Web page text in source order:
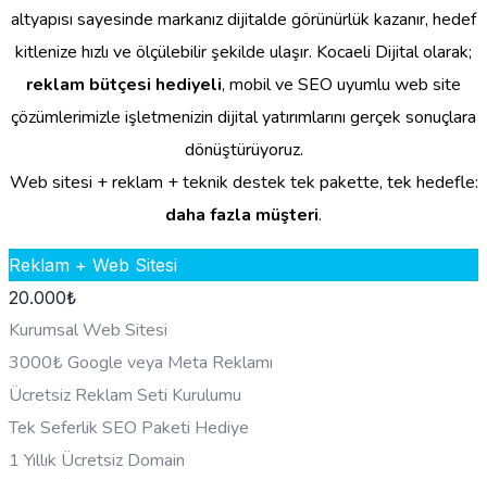
altyapısı sayesinde markanız dijitalde görünürlük kazanır, hedef
kitlenize hızlı ve ölçülebilir şekilde ulaşır. Kocaeli Dijital olarak;
reklam bütçesi hediyeli, mobil ve SEO uyumlu web site
çözümlerimizle işletmenizin dijital yatırımlarını gerçek sonuçlara
dönüştürüyoruz.
Web sitesi + reklam + teknik destek tek pakette, tek hedefle:
daha fazla müşteri.
Reklam + Web Sitesi
20.000₺
Kurumsal Web Sitesi
3000₺ Google veya Meta Reklamı
Ücretsiz Reklam Seti Kurulumu
Tek Seferlik SEO Paketi Hediye
1 Yıllık Ücretsiz Domain